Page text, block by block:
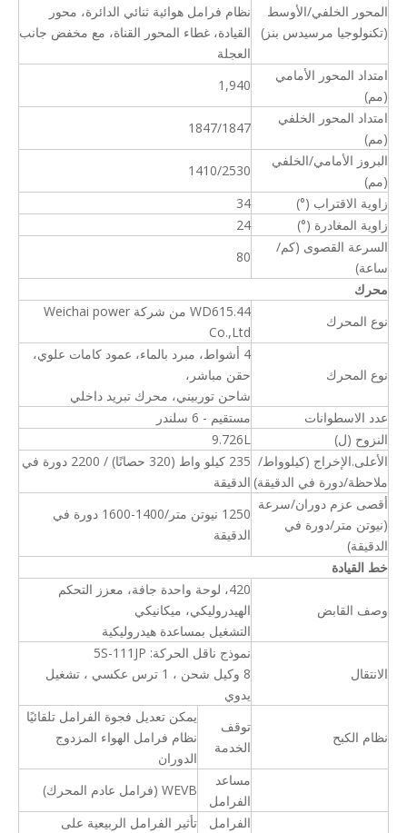
المحور الخلفي/الأوسط
(تكنولوجيا مرسيدس بنز)
نظام فرامل هوائية ثنائي الدائرة، محور
القيادة، غطاء المحور القناة، مع مخفض جانب
العجلة
امتداد المحور الأمامي
(مم)
1,940
امتداد المحور الخلفي
(مم)
1847/1847
البروز الأمامي/الخلفي
(مم)
1410/2530
زاوية الاقتراب (°)
34
زاوية المغادرة (°)
24
السرعة القصوى (كم/
ساعة)
80
محرك
نوع المحرك
WD615.44 من شركة Weichai power
Co.,Ltd
نوع المحرك
4 أشواط، مبرد بالماء، عمود كامات علوي،
حقن مباشر،
شاحن توربيني، محرك تبريد داخلي
عدد الاسطوانات
مستقيم - 6 سلندر
النزوح (ل)
9.726L
الأعلى.الإخراج (كيلوواط/
ملاحظة/دورة في الدقيقة)
235 كيلو واط (320 حصانًا) / 2200 دورة في
الدقيقة
أقصى عزم دوران/سرعة
(نيوتن متر/دورة في
الدقيقة)
1250 نيوتن متر/1400-1600 دورة في
الدقيقة
خط القيادة
وصف القابض
420، لوحة واحدة جافة، معزز التحكم
الهيدروليكي، ميكانيكي
التشغيل بمساعدة هيدروليكية
الانتقال
نموذج ناقل الحركة: 5S-111JP
8 وكيل شحن ، 1 ترس عكسي ، تشغيل
يدوي
نظام الكبح
توقف
الخدمة
يمكن تعديل فجوة الفرامل تلقائيًا
نظام فرامل الهواء المزدوج
الدوران
مساعد
الفرامل
WEVB (فرامل عادم المحرك)
الفرامل
تأثير الفرامل الربيعية على